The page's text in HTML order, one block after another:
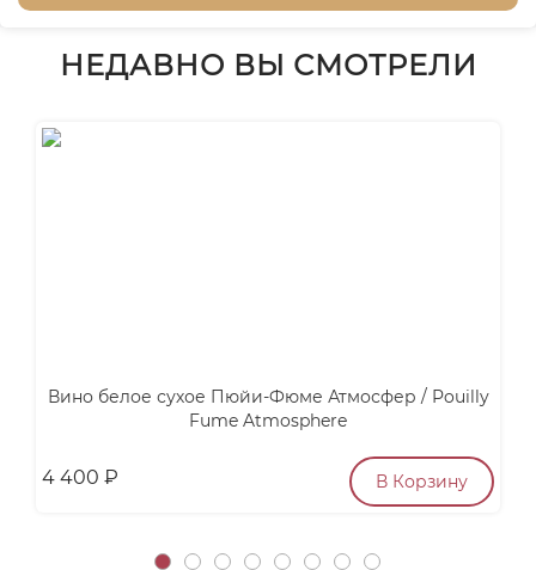
НЕДАВНО ВЫ СМОТРЕЛИ
Вино белое сухое Пюйи-Фюме Атмосфер / Pouilly
Fume Atmosphere
4 400 ₽ В Корзину